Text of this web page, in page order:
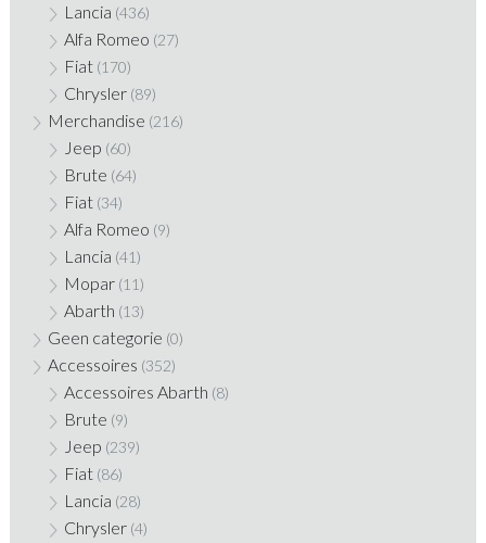
Lancia (436)
Alfa Romeo (27)
Fiat (170)
Chrysler (89)
Merchandise (216)
Jeep (60)
Brute (64)
Fiat (34)
Alfa Romeo (9)
Lancia (41)
Mopar (11)
Abarth (13)
Geen categorie (0)
Accessoires (352)
Accessoires Abarth (8)
Brute (9)
Jeep (239)
Fiat (86)
Lancia (28)
Chrysler (4)